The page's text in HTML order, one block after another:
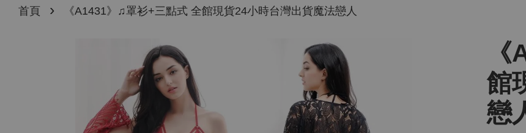
首頁 › 《A1431》♫罩衫+三點式 全館現貨24小時台灣出貨魔法戀人
館
戀